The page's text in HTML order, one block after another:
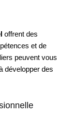
offrent des
et de
peuvent vous
développer des